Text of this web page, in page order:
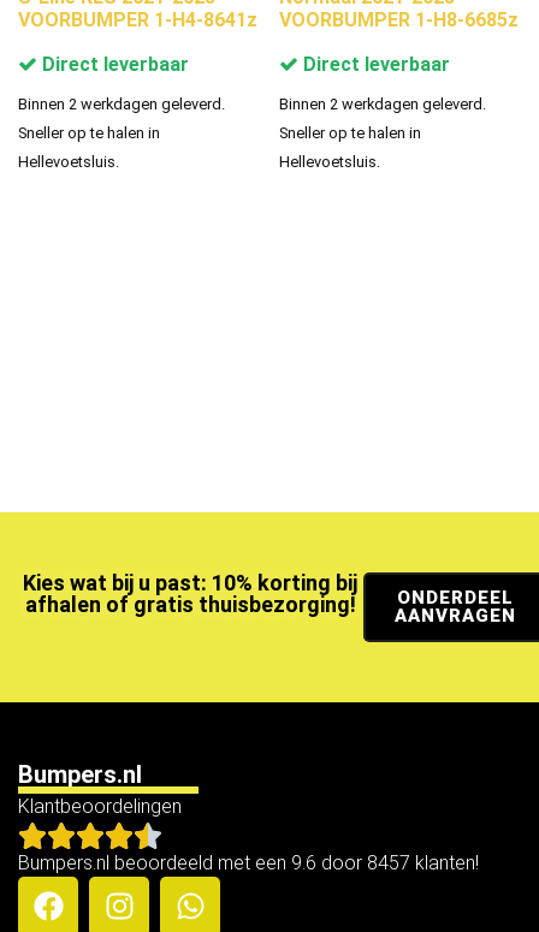
VOORBUMPER 1-H4-8641z
Direct leverbaar
Binnen 2 werkdagen geleverd.
Sneller op te halen in
Hellevoetsluis.
VOORBUMPER 1-H8-6685z
Direct leverbaar
Binnen 2 werkdagen geleverd.
Sneller op te halen in
Hellevoetsluis.
Kies wat bij u past: 10% korting bij
afhalen of gratis thuisbezorging!
ONDERDEEL
AANVRAGEN
Bumpers.nl
Klantbeoordelingen
Bumpers.nl beoordeeld met een 9.6 door 8457 klanten!